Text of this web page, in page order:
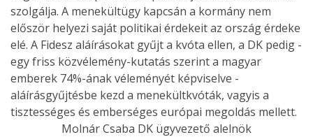
szolgálja. A menekültügy kapcsán a kormány nem
először helyezi saját politikai érdekeit az ország érdeke
elé. A Fidesz aláírásokat gyűjt a kvóta ellen, a DK pedig -
egy friss közvélemény-kutatás szerint a magyar
emberek 74%-ának véleményét képviselve -
aláírásgyűjtésbe kezd a menekültkvóták, vagyis a
tisztességes és emberséges európai megoldás mellett.
Molnár Csaba DK ügyvezető alelnök